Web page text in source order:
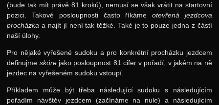
(bude tak mít právě 81 kroků), nemusí se však vrátit na startovní
pozici. Takové posloupnosti často říkáme otevřená jezdcova
procházka a najít jí není tak těžké. Také je to pouze jedna z částí
naší úlohy.
Pro nějaké vyřešené sudoku a pro konkrétní procházku jezdcem
definujme skórejako posloupnost 81 cifer v pořadí, v jakém na ně
jezdec na vyřešeném sudoku vstoupí.
Příkladem může být třeba následující sudoku s následujícím
pořadím návštěv jezdcem (začínáme na nule) a následujícím